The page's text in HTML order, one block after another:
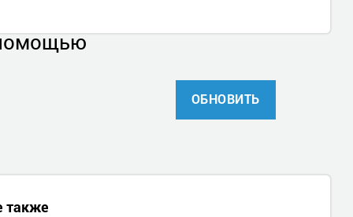
ОБНОВИТЬ
также